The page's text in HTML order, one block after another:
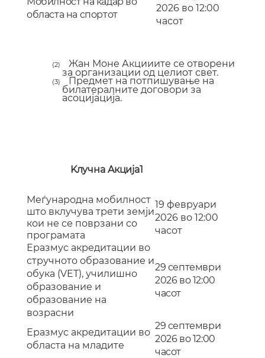
областа на спортот
2026 во 12:00
часот
(2) Жан Моне Акцииите се отворени
за организации од целиот свет.
(3) Предмет на потпишување на
билатералните договори за
асоцијација.
Kлучна Aкција1
Меѓународна мобилност
што вклучува трети земји
кои не се поврзани со
програмата
19 февруари
2026 во 12:00
часот
Еразмус акредитации во
стручното образование и
обука (VET), училишно
образование и
образование на
возрасни
29 септември
2026 во 12:00
часот
Еразмус акредитации во
областа на младите
29 септември
2026 во 12:00
часот